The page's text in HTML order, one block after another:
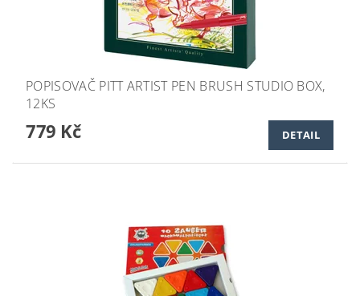
POPISOVAČ PITT ARTIST PEN BRUSH STUDIO BOX,
12KS
779 Kč DETAIL